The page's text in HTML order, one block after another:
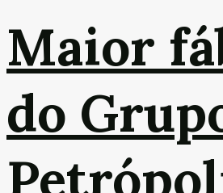
Maior
do